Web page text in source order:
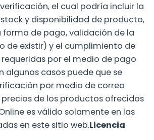
el cual podría incluir la
y disponibilidad de producto,
de pago, validación de la
de existir) y el cumplimiento de
por el medio de pago
algunos casos puede que se
por medio de correo
precios de los productos ofrecidos
es válido solamente en las
en este sitio web.Licencia